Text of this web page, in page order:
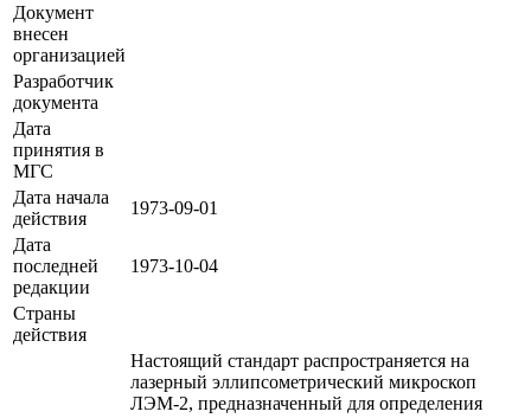
Документ
внесен
организацией
Разработчик
документа
Дата
принятия в
МГС
Дата начала
действия
1973-09-01
Дата
последней
редакции
1973-10-04
Страны
действия
Настоящий стандарт распространяется на
лазерный эллипсометрический микроскоп
ЛЭМ-2, предназначенный для определения